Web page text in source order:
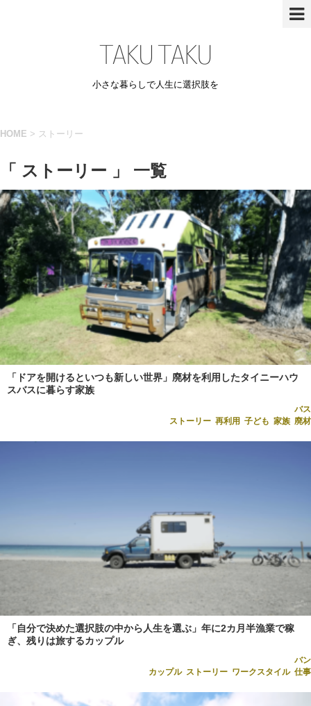
小さな暮らしで人生に選択肢を
HOME > ストーリー
「 ストーリー 」 一覧
「ドアを開けるといつも新しい世界」廃材を利用したタイニーハウ
スバスに暮らす家族
バス
ストーリー 再利用 子ども 家族 廃材
「自分で決めた選択肢の中から人生を選ぶ」年に2カ月半漁業で稼
ぎ、残りは旅するカップル
バン
カップル, ストーリー ワークスタイル, 仕事